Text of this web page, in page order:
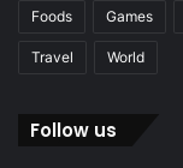
Foods Games
Travel World
Follow us